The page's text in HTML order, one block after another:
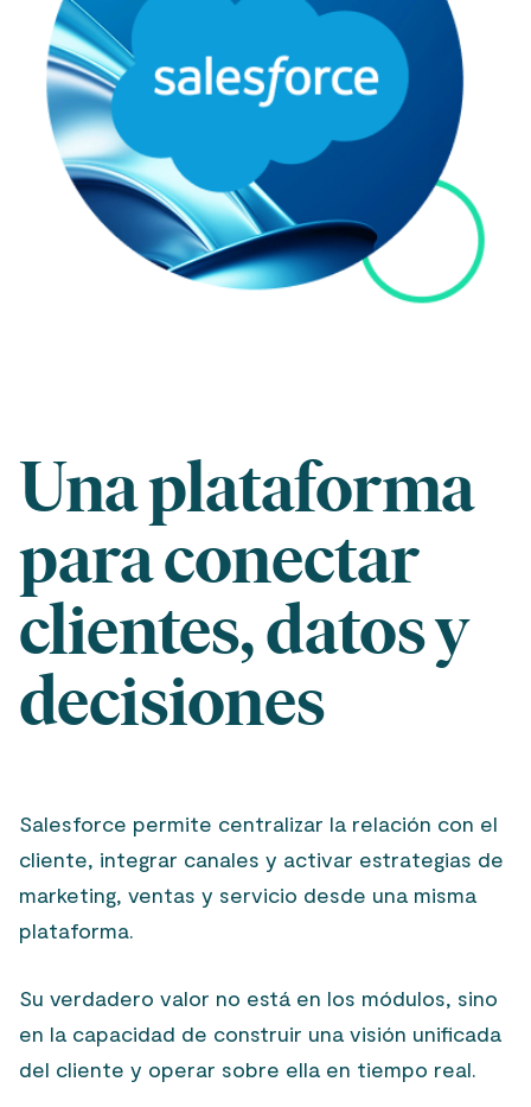
Una plataforma
para conectar
clientes, datos y
decisiones
Salesforce permite centralizar la relación con el
cliente, integrar canales y activar estrategias de
marketing, ventas y servicio desde una misma
plataforma.
Su verdadero valor no está en los módulos, sino
en la capacidad de construir una visión unificada
del cliente y operar sobre ella en tiempo real.